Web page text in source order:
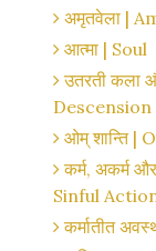
अमृतवेला |
आत्मा | Soul
उतरती कला
Descension
ओम् शान्ति |
कर्म, अकर्म
Sinful
कर्मातीत